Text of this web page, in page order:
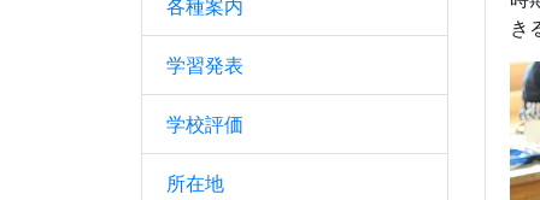
各種案内
学習発表
学校評価
所在地
き